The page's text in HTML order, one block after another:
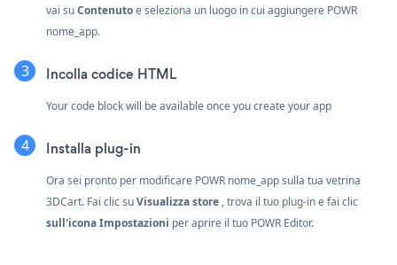
vai suContenutoe seleziona un luogo in cui aggiungere POWR
nome_app.
Incolla codice HTML
Your code block will be available once you create your app
Installa plug-in
Ora sei pronto per modificare POWR nome_app sulla tua vetrina
3DCart. Fai clic suVisualizza store , trova il tuo plug-in e fai clic
sull'icona Impostazioni per aprire il tuo POWR Editor.